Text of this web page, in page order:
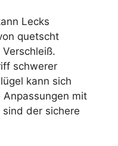
Lecks
quetscht
schwerer
kann sich
Anpassungen mit
der sichere